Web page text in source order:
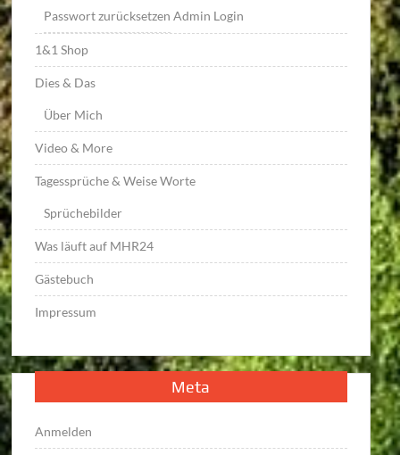
Passwort zurücksetzen Admin Login
1&1 Shop
Dies & Das
Über Mich
Video & More
Tagessprüche & Weise Worte
Sprüchebilder
Was läuft auf MHR24
Gästebuch
Impressum
Meta
Anmelden